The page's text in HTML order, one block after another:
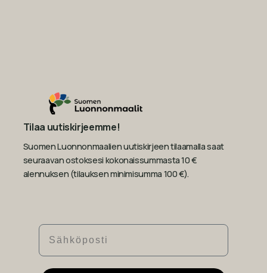
Tilaa uutiskirjeemme!
Suomen Luonnonmaalien uutiskirjeen tilaamalla saat
seuraavan ostoksesi kokonaissummasta 10 €
alennuksen (tilauksen minimisumma 100 €).
Sähköposti